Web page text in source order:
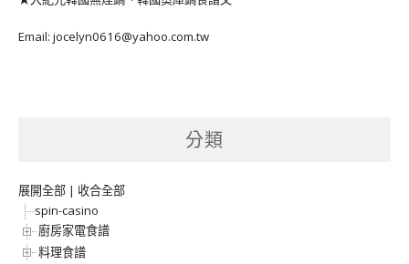
Email: jocelyn0616@yahoo.com.tw
分類
展開全部 | 收合全部
spin-casino
廚房家電食譜
料理食譜